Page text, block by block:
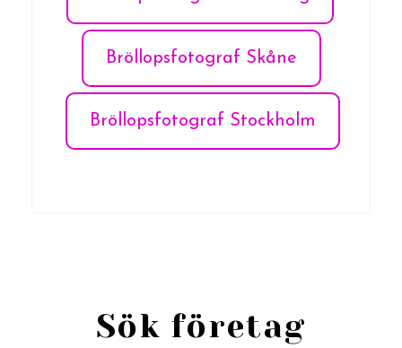
Bröllopsfotograf Skåne
Bröllopsfotograf Stockholm
Sök företag